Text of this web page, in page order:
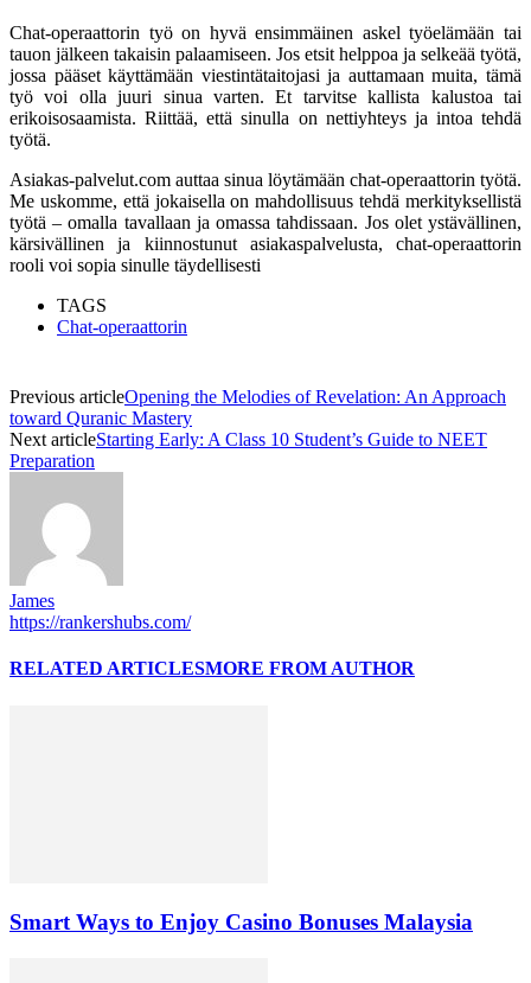
Chat-operaattorin työ on hyvä ensimmäinen askel työelämään tai
tauon jälkeen takaisin palaamiseen. Jos etsit helppoa ja selkeää työtä,
jossa pääset käyttämään viestintätaitojasi ja auttamaan muita, tämä
työ voi olla juuri sinua varten. Et tarvitse kallista kalustoa tai
erikoisosaamista. Riittää, että sinulla on nettiyhteys ja intoa tehdä
työtä.
Asiakas-palvelut.com auttaa sinua löytämään chat-operaattorin työtä.
Me uskomme, että jokaisella on mahdollisuus tehdä merkityksellistä
työtä – omalla tavallaan ja omassa tahdissaan. Jos olet ystävällinen,
kärsivällinen ja kiinnostunut asiakaspalvelusta, chat-operaattorin
rooli voi sopia sinulle täydellisesti
TAGS
Chat-operaattorin
Previous articleOpening the Melodies of Revelation: An Approach
toward Quranic Mastery
Next articleStarting Early: A Class 10 Student’s Guide to NEET
Preparation
James
https://rankershubs.com/
RELATED ARTICLESMORE FROM AUTHOR
Smart Ways to Enjoy Casino Bonuses Malaysia